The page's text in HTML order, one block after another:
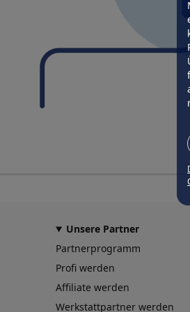
Unsere Partner
Partnerprogramm
Profi werden
Affiliate werden
Werkstattpartner werden